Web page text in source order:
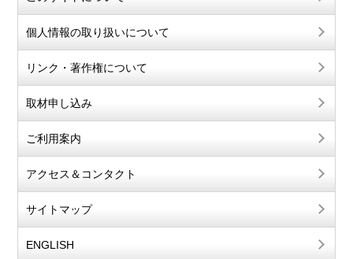
個人情報の取り扱いについて
リンク・著作権について
取材申し込み
ご利用案内
アクセス＆コンタクト
サイトマップ
ENGLISH